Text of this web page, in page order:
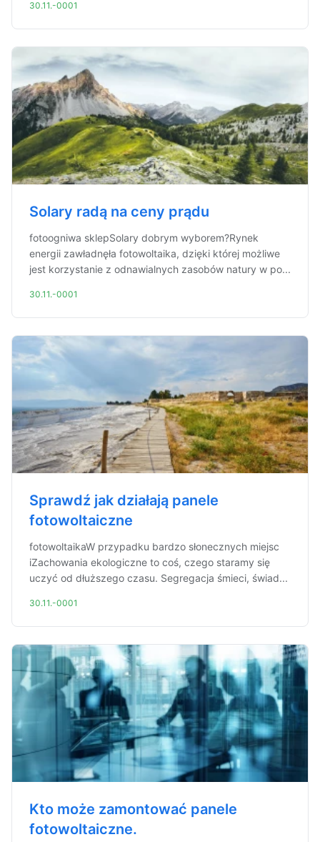
30.11.-0001
Solary radą na ceny prądu
fotoogniwa sklepSolary dobrym wyborem?Rynek
energii zawładnęła fotowoltaika, dzięki której możliwe
jest korzystanie z odnawialnych zasobów natury w po...
30.11.-0001
Sprawdź jak działają panele
fotowoltaiczne
fotowoltaikaW przypadku bardzo słonecznych miejsc
iZachowania ekologiczne to coś, czego staramy się
uczyć od dłuższego czasu. Segregacja śmieci, świad...
30.11.-0001
Kto może zamontować panele
fotowoltaiczne.